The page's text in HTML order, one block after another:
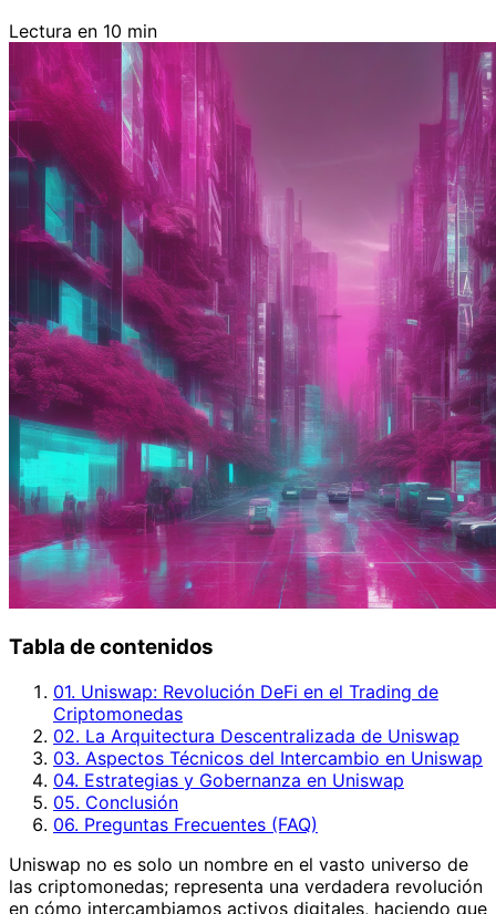
Lectura en 10 min
Tabla de contenidos
01. Uniswap: Revolución DeFi en el Trading de
Criptomonedas
02. La Arquitectura Descentralizada de Uniswap
03. Aspectos Técnicos del Intercambio en Uniswap
04. Estrategias y Gobernanza en Uniswap
05. Conclusión
06. Preguntas Frecuentes (FAQ)
Uniswap no es solo un nombre en el vasto universo de
las criptomonedas; representa una verdadera revolución
en cómo intercambiamos activos digitales, haciendo que